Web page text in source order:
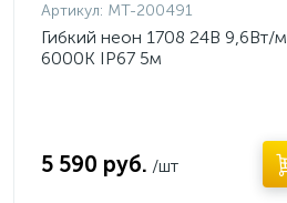
Артикул: MT-200491
Гибкий неон 1708 24В 9,6Вт/м
6000K IP67 5м
5 590 руб. /шт